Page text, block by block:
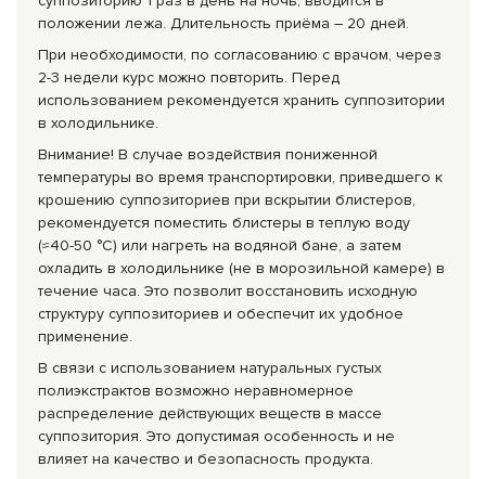
положении лежа. Длительность приёма – 20 дней.
При необходимости, по согласованию с врачом, через
2-3 недели курс можно повторить. Перед
использованием рекомендуется хранить суппозитории
в холодильнике.
Внимание! В случае воздействия пониженной
температуры во время транспортировки, приведшего к
крошению суппозиториев при вскрытии блистеров,
рекомендуется поместить блистеры в теплую воду
(≈40-50 °C) или нагреть на водяной бане, а затем
охладить в холодильнике (не в морозильной камере) в
течение часа. Это позволит восстановить исходную
структуру суппозиториев и обеспечит их удобное
применение.
В связи с использованием натуральных густых
полиэкстрактов возможно неравномерное
распределение действующих веществ в массе
суппозитория. Это допустимая особенность и не
влияет на качество и безопасность продукта.